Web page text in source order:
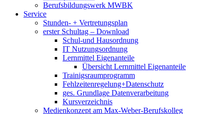
Berufsbildungswerk MWBK
Service
Stunden- + Vertretungsplan
erster Schultag – Download
Schul-und Hausordnung
IT Nutzungsordnung
Lernmittel Eigenanteile
Übersicht Lernmittel Eigenanteile
Trainigsraumprogramm
Fehlzeitenregelung+Datenschutz
ges. Grundlage Datenverarbeitung
Kursverzeichnis
Medienkonzept am Max-Weber-Berufskolleg